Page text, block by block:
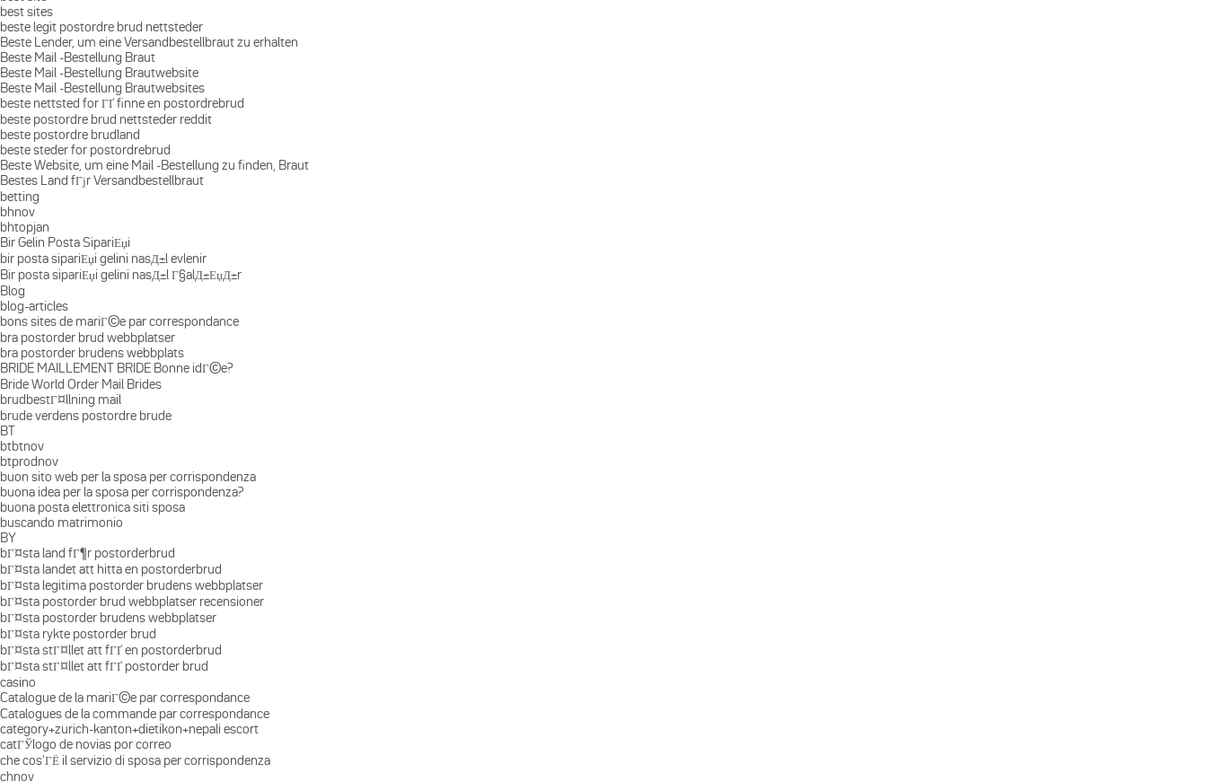
best sites
beste legit postordre brud nettsteder
Beste Lender, um eine Versandbestellbraut zu erhalten
Beste Mail -Bestellung Braut
Beste Mail -Bestellung Brautwebsite
Beste Mail -Bestellung Brautwebsites
beste nettsted for ГҐ finne en postordrebrud
beste postordre brud nettsteder reddit
beste postordre brudland
beste steder for postordrebrud
Beste Website, um eine Mail -Bestellung zu finden, Braut
Bestes Land fГјr Versandbestellbraut
betting
bhnov
bhtopjan
Bir Gelin Posta SipariЕџi
bir posta sipariЕџi gelini nasД±l evlenir
Bir posta sipariЕџi gelini nasД±l Г§alД±ЕџД±r
Blog
blog-articles
bons sites de mariГ©e par correspondance
bra postorder brud webbplatser
bra postorder brudens webbplats
BRIDE MAILLEMENT BRIDE Bonne idГ©e?
Bride World Order Mail Brides
brudbestГ¤llning mail
brude verdens postordre brude
BT
btbtnov
btprodnov
buon sito web per la sposa per corrispondenza
buona idea per la sposa per corrispondenza?
buona posta elettronica siti sposa
buscando matrimonio
BY
bГ¤sta land fГ¶r postorderbrud
bГ¤sta landet att hitta en postorderbrud
bГ¤sta legitima postorder brudens webbplatser
bГ¤sta postorder brud webbplatser recensioner
bГ¤sta postorder brudens webbplatser
bГ¤sta rykte postorder brud
bГ¤sta stГ¤llet att fГҐ en postorderbrud
bГ¤sta stГ¤llet att fГҐ postorder brud
casino
Catalogue de la mariГ©e par correspondance
Catalogues de la commande par correspondance
category+zurich-kanton+dietikon+nepali escort
catГЎlogo de novias por correo
che cos'ГЁ il servizio di sposa per corrispondenza
chnov